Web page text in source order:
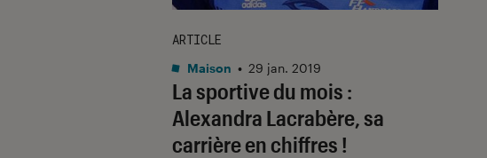
La sportive du mois :
Alexandra Lacrabère, sa
carrière en chiffres !
ARTICLE
Maison • 29 jan. 2019